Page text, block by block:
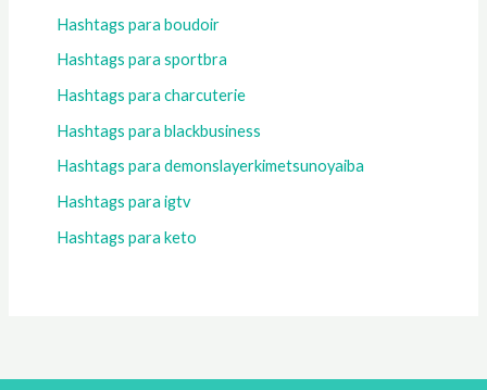
Hashtags para boudoir
Hashtags para sportbra
Hashtags para charcuterie
Hashtags para blackbusiness
Hashtags para demonslayerkimetsunoyaiba
Hashtags para igtv
Hashtags para keto